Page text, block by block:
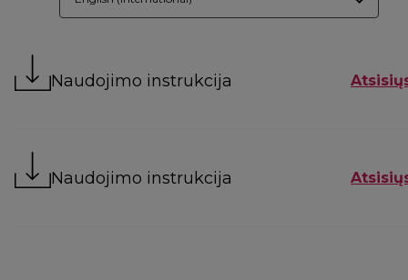
Naudojimo instrukcija
Naudojimo instrukcija